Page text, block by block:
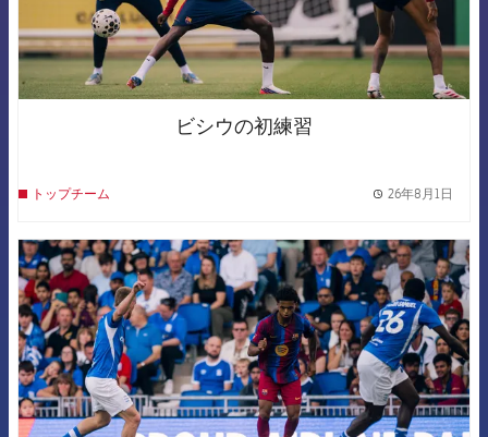
ビシウの初練習
トップチーム 26年8月1日
FCB Barcelona badge